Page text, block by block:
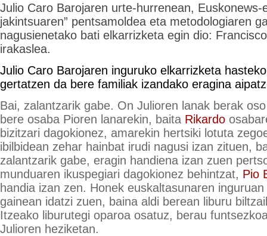
Julio Caro Barojaren urte-hurrenean, Euskonews-
jakintsuaren” pentsamoldea eta metodologiaren
nagusienetako bati elkarrizketa egin dio:
irakaslea.
Julio Caro Barojaren inguruko elkarrizketa
gertatzen da bere familiak izandako eragina
Bai, zalantzarik gabe. On Julioren lanak berak
bere osaba Pioren lanarekin, baita Rikardo
bizitzari dagokionez, amarekin hertsiki lotuta
ibilbidean zehar hainbat irudi nagusi izan zituen,
zalantzarik gabe, eragin handiena izan zuen
munduaren ikuspegiari dagokionez behintzat, Pio
handia izan zen. Honek euskaltasunaren
gainean idatzi zuen, baina aldi berean liburu
Itzeako liburutegi oparoa osatuz, berau
Julioren heziketan.